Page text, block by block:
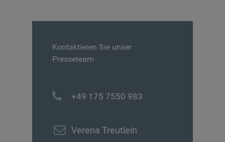
Kontaktieren Sie unser
Presseteam
+49 175 7550 983
Verena Treutlein